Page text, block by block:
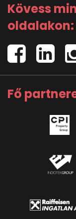
Kövess
oldalakon:
Fő